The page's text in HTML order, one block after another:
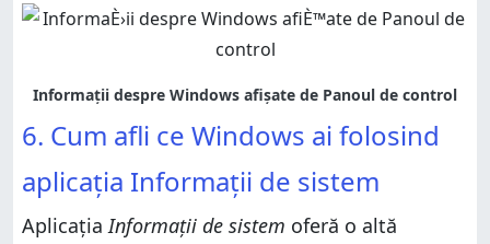
6. Cum afli ce Windows ai folosind
aplicația Informații de sistem
Aplicația Informații de sistem oferă o altă